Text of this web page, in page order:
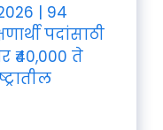
| 94
पदांसाठी
₹40,000 ते